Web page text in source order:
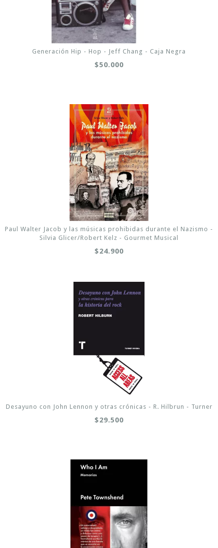
Generación Hip - Hop - Jeff Chang - Caja Negra
$50.000
Paul Walter Jacob y las músicas prohibidas durante el Nazismo -
Silvia Glicer/Robert Kelz - Gourmet Musical
$24.900
Desayuno con John Lennon y otras crónicas - R. Hilbrun - Turner
$29.500